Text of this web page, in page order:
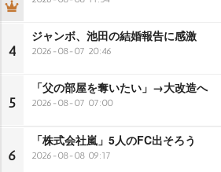
4
ジャンボ、池田の結婚報告に感激
2026-08-07 20:46
5
「父の部屋を奪いたい」→大改造へ
2026-08-07 07:00
6
「株式会社嵐」5人のFC出そろう
2026-08-08 09:17